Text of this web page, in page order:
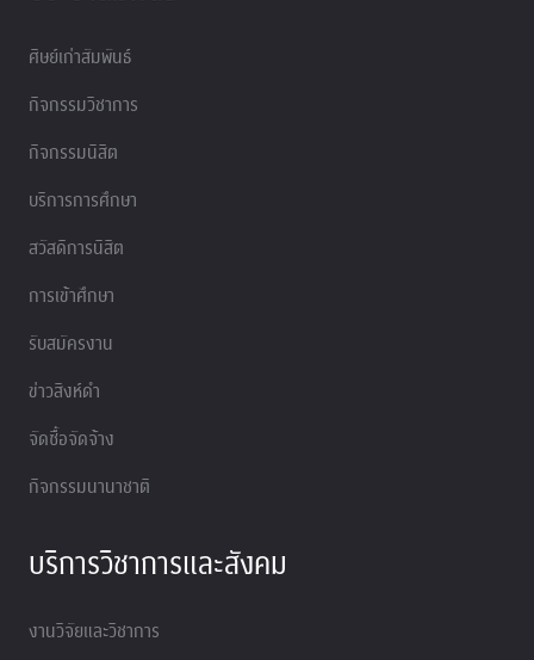
ศิษย์เก่าสัมพันธ์
กิจกรรมวิชาการ
กิจกรรมนิสิต
บริการการศึกษา
สวัสดิการนิสิต
การเข้าศึกษา
รับสมัครงาน
ข่าวสิงห์ดำ
จัดซื้อจัดจ้าง
กิจกรรมนานาชาติ
บริการวิชาการและสังคม
งานวิจัยและวิชาการ